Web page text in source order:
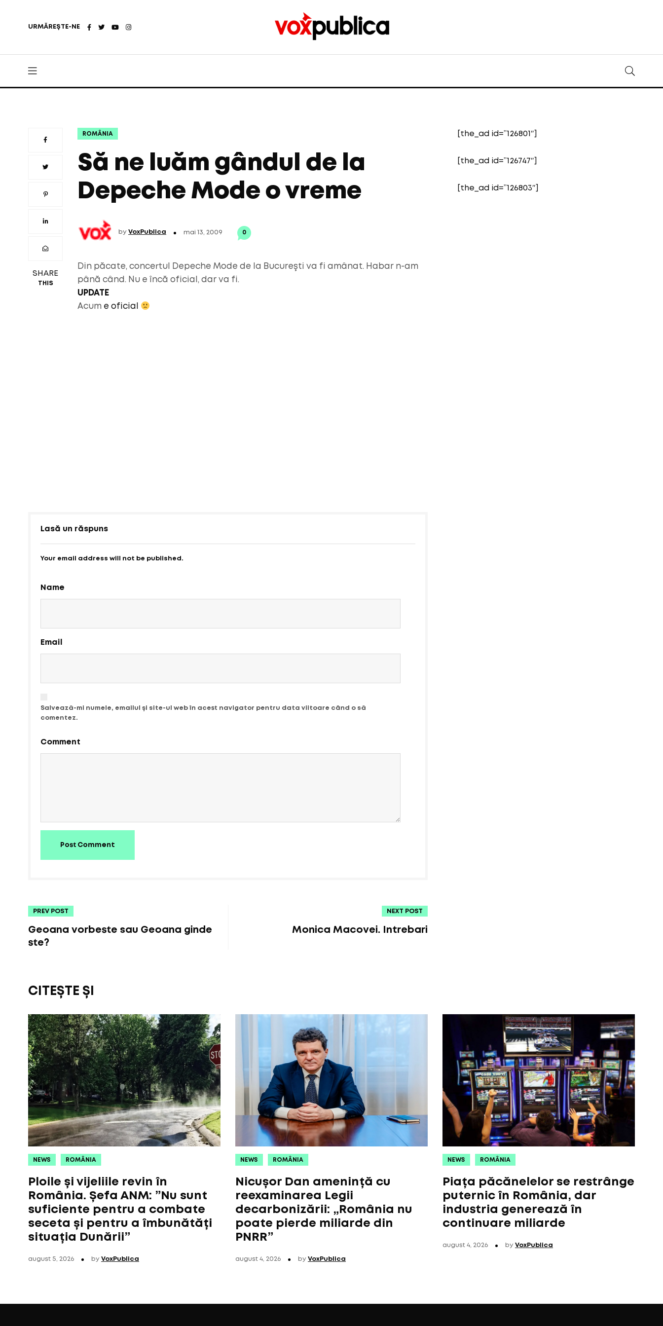
URMĂREȘTE-NE
SHARE
THIS
ROMÂNIA
Să ne luăm gândul de la
Depeche Mode o vreme
by VoxPublica mai 13, 2009 0
Din păcate, concertul Depeche Mode de la Bucureşti va fi amânat. Habar n-am
până când. Nu e încă oficial, dar va fi.
UPDATE
Acum e oficial
Lasă un răspuns
Your email address will not be published.
Name
Email
Salvează-mi numele, emailul și site-ul web în acest navigator pentru data viitoare când o să
comentez.
Comment
Post Comment
PREV POST
Geoana vorbeste sau Geoana ginde
ste?
NEXT POST
Monica Macovei. Intrebari
[the_ad id=”126801″]
[the_ad id=”126747″]
[the_ad id=”126803″]
CITEȘTE ȘI
NEWS ROMÂNIA
Ploile și vijeliile revin în
România. Șefa ANM: ”Nu sunt
suficiente pentru a combate
seceta și pentru a îmbunătăți
situația Dunării”
august 5, 2026 by VoxPublica
NEWS ROMÂNIA
Nicușor Dan amenință cu
reexaminarea Legii
decarbonizării: „România nu
poate pierde miliarde din
PNRR”
august 4, 2026 by VoxPublica
NEWS ROMÂNIA
Piața păcănelelor se restrânge
puternic în România, dar
industria generează în
continuare miliarde
august 4, 2026 by VoxPublica